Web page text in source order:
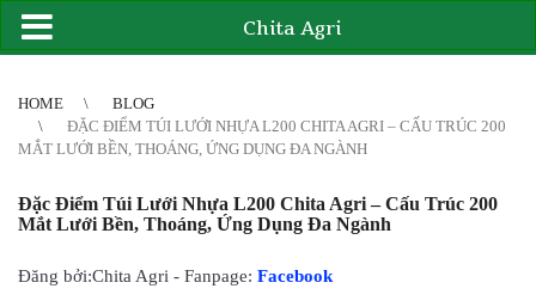
HOME
BLOG
ĐẶC ĐIỂM TÚI LƯỚI NHỰA L200 CHITA AGRI – CẤU TRÚC 200
MẮT LƯỚI BỀN, THOÁNG, ỨNG DỤNG ĐA NGÀNH
Đặc Điểm Túi Lưới Nhựa L200 Chita Agri – Cấu Trúc 200
Mắt Lưới Bền, Thoáng, Ứng Dụng Đa Ngành
Đăng bởi:Chita Agri - Fanpage: Facebook
Chita Agri